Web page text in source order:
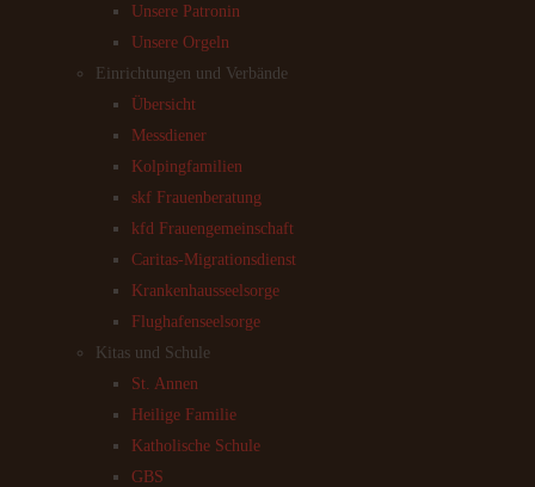
Unsere Patronin
Unsere Orgeln
Einrichtungen und Verbände
Übersicht
Messdiener
Kolpingfamilien
skf Frauenberatung
kfd Frauengemeinschaft
Caritas-Migrationsdienst
Krankenhausseelsorge
Flughafenseelsorge
Kitas und Schule
St. Annen
Heilige Familie
Katholische Schule
GBS